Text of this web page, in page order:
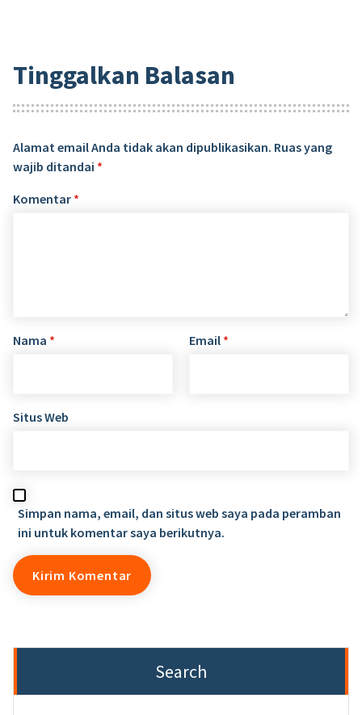
Tinggalkan Balasan
Alamat email Anda tidak akan dipublikasikan. Ruas yang
wajib ditandai *
Komentar *
Nama * Email *
Situs Web
Simpan nama, email, dan situs web saya pada peramban
ini untuk komentar saya berikutnya.
Search